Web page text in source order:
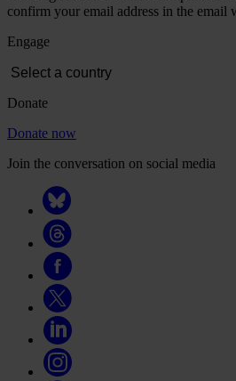
confirm your email address in the email
Engage
Donate
Donate now
Join the conversation on social media